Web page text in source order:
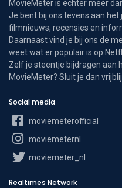
MovieMeter is echter meer
Je bent bij ons tevens aan
filmnieuws, recensies en
Daarnaast vind je bij ons de
weet wat er populair is op
Zelf je steentje bijdragen aan
MovieMeter? Sluit je dan
Social media
moviemeterofficial
moviemeternl
moviemeter_nl
Realtimes Network